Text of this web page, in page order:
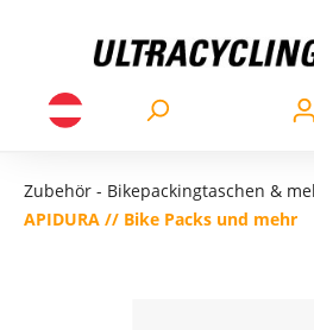
Zubehör - Bikepackingtaschen &
APIDURA // Bike Packs und mehr